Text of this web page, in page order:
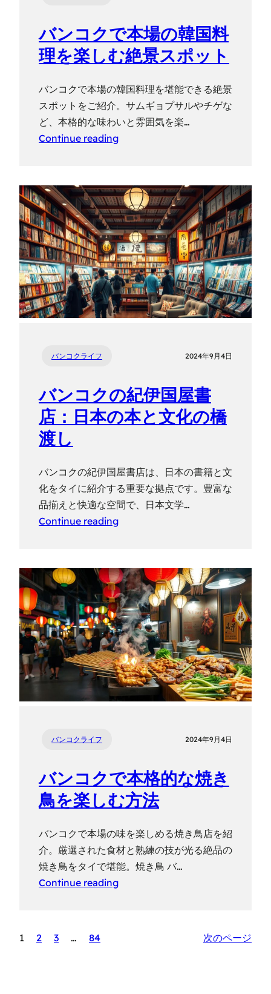
バンコクで本場の韓国料
理を楽しむ絶景スポット
バンコクで本場の韓国料理を堪能できる絶景
スポットをご紹介。サムギョプサルやチゲな
ど、本格的な味わいと雰囲気を楽…
Continue reading
バンコクライフ 2024年9月4日
バンコクの紀伊国屋書
店：日本の本と文化の橋
渡し
バンコクの紀伊国屋書店は、日本の書籍と文
化をタイに紹介する重要な拠点です。豊富な
品揃えと快適な空間で、日本文学…
Continue reading
バンコクライフ 2024年9月4日
バンコクで本格的な焼き
鳥を楽しむ方法
バンコクで本場の味を楽しめる焼き鳥店を紹
介。厳選された食材と熟練の技が光る絶品の
焼き鳥をタイで堪能。焼き鳥 バ…
Continue reading
1 2 3 … 84 次のページ